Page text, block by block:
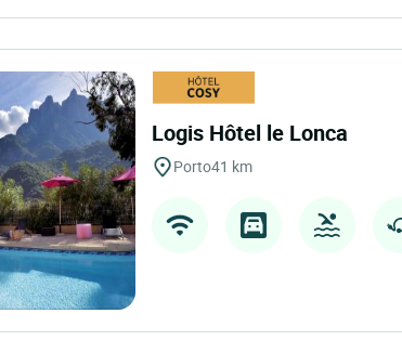
Logis Hôtel le Lonca
Porto41 km